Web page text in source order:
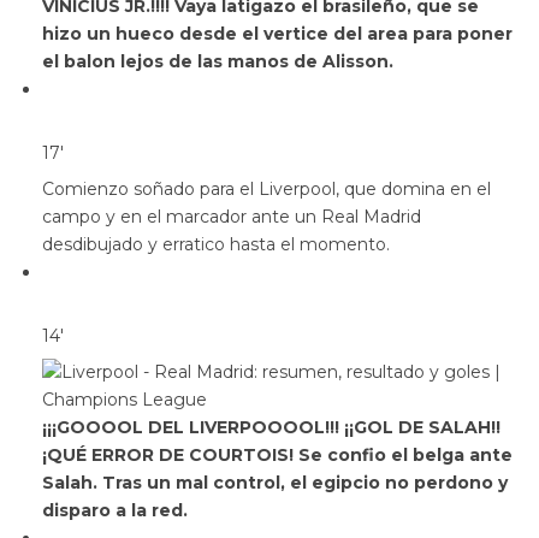
VINICIUS JR.!!!! Vaya latigazo el brasileño, que se
hizo un hueco desde el vertice del area para poner
el balon lejos de las manos de Alisson.
17′
Comienzo soñado para el Liverpool, que domina en el
campo y en el marcador ante un Real Madrid
desdibujado y erratico hasta el momento.
14′
¡¡¡GOOOOL DEL LIVERPOOOOL!!! ¡¡GOL DE SALAH!!
¡QUÉ ERROR DE COURTOIS! Se confio el belga ante
Salah. Tras un mal control, el egipcio no perdono y
disparo a la red.